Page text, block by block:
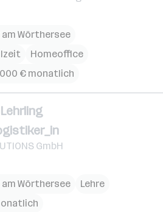
Wörthersee
Homeoffice
€ monatlich
Lehrling
GmbH
Wörthersee
Lehre